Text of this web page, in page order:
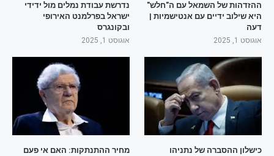
ההזדהות של השמאל עם ה"חלש"
היא שילוב ידיים עם אנטישמיות |
דעה
אוגוסט 1, 2025
נדרשת עבודת נמלים מול ידידי
ישראל בפרלמנט האירופי
ובקונגרס
אוגוסט 1, 2025
כישלון ההסברה של נתניהו
מחיר ההתנתקות: האם אי פעם